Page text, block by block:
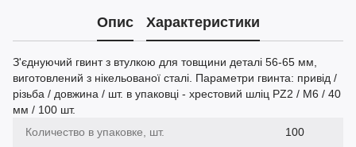
Опис Характеристики
З'єднуючий гвинт з втулкою для товщини деталі 56-65 мм,
виготовлений з нікельованої сталі. Параметри гвинта: привід /
різьба / довжина / шт. в упаковці - хрестовий шліц PZ2 / М6 / 40
мм / 100 шт.
Количество в упаковке, шт.
100